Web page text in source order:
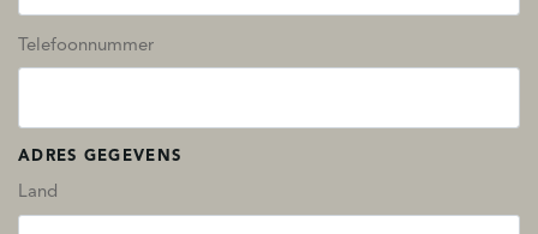
Telefoonnummer
ADRES GEGEVENS
Land